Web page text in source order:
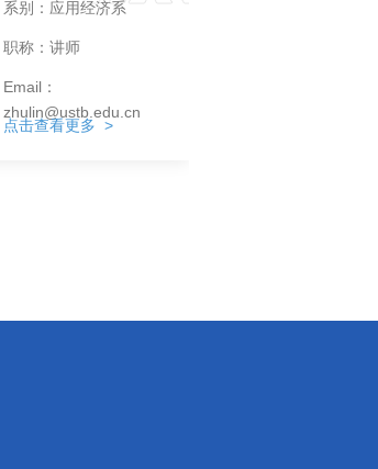
系别：应用经济系
职称：讲师
Email：
zhulin@ustb.edu.cn
点击查看更多 >